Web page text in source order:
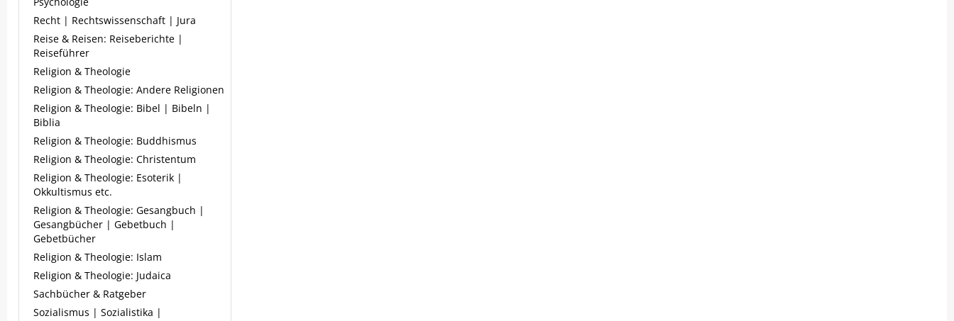
Recht | Rechtswissenschaft | Jura
Reise & Reisen: Reiseberichte |
Reiseführer
Religion & Theologie
Religion & Theologie: Andere Religionen
Religion & Theologie: Bibel | Bibeln |
Biblia
Religion & Theologie: Buddhismus
Religion & Theologie: Christentum
Religion & Theologie: Esoterik |
Okkultismus etc.
Religion & Theologie: Gesangbuch |
Gesangbücher | Gebetbuch |
Gebetbücher
Religion & Theologie: Islam
Religion & Theologie: Judaica
Sachbücher & Ratgeber
Sozialismus | Sozialistika |